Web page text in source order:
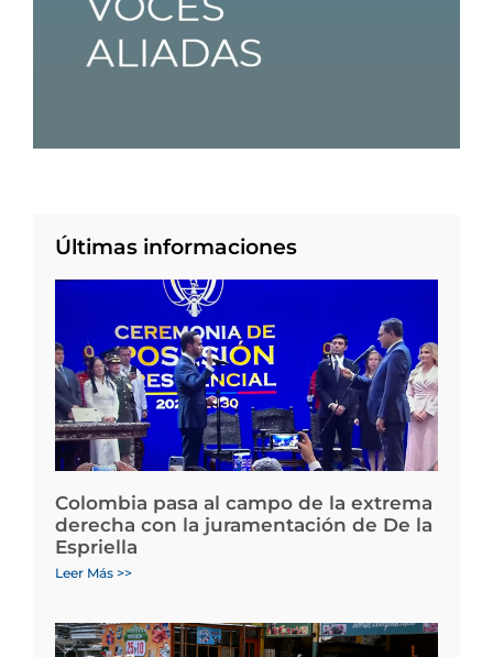
Últimas informaciones
Colombia pasa al campo de la extrema
derecha con la juramentación de De la
Espriella
Leer Más >>